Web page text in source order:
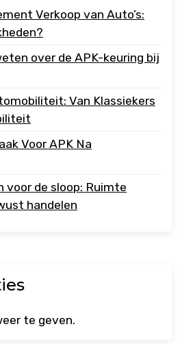
Verkoop van Auto’s:
over de APK-keuring bij
Van Klassiekers
Voor APK Na
voor de sloop: Ruimte
handelen
te geven.